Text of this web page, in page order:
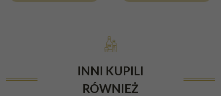
INNI KUPILI
RÓWNIEŻ